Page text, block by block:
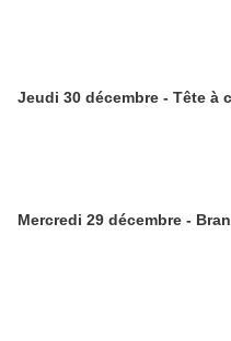
Jeudi 30 décembre - Tête à
Mercredi 29 décembre -